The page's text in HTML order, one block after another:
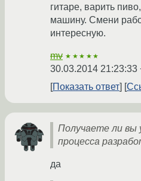
гитаре, варить
машину. Смени
интересную.
mv ★★★★★
30.03.2014 21:23:33
Показать ответ
Получаете ли вы
процесса
да